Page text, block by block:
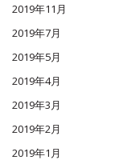
2019年11月
2019年7月
2019年5月
2019年4月
2019年3月
2019年2月
2019年1月